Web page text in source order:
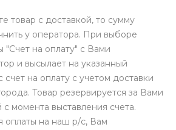
товар с доставкой, то сумму
у оператора. При выборе
"Счет на оплату" с Вами
и высылает на указанный
на оплату с учетом доставки
Товар резервируется за Вами
момента выставления счета.
оплаты на наш р/с, Вам